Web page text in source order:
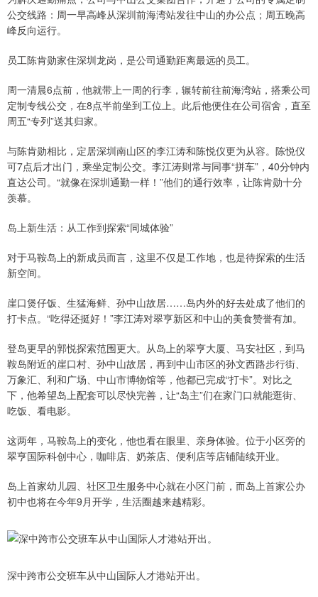
公交线路：周一早高峰从深圳前海湾站发往中山的办公点；周五晚高
峰反向运行。
员工陈肯勋家住深圳龙岗，是公司通勤距离最远的员工。
周一清晨6点前，他就带上一周的行李，辗转前往前海湾站，搭乘公司
定制专线公交，在8点半前坐到工位上。此后他便住在公司宿舍，直至
周五“专列”送其归家。
与陈肯勋相比，定居深圳南山区的李江涛和陈悦仪更为从容。陈悦仪
可7点后才出门，乘坐定制公交。李江涛则常与同事“拼车”，40分钟内
直达公司。“就像在深圳通勤一样！”他们的通行效率，让陈肯勋十分
羡慕。
岛上新生活：从工作到探索“同城体验”
对于马鞍岛上的新成员而言，这里不仅是工作地，也是待探索的生活
新空间。
崖口煲仔饭、生猛海鲜、孙中山故居……岛内外的好去处成了他们的
打卡点。“吃得还挺好！”李江涛对翠亨新区和中山的美食赞誉有加。
登岛更早的郭悦探索范围更大。从岛上的翠亨大厦、马安社区，到马
鞍岛附近的崖口村、孙中山故居，再到中山市区的孙文西路步行街、
万象汇、利和广场、中山市博物馆等，他都已完成“打卡”。对比之
下，他希望岛上配套可以尽快完善，让“岛主”们在家门口就能逛街、
吃饭、看电影。
这两年，马鞍岛上的变化，他也看在眼里、亲身体验。位于小区旁的
翠亨国际科创中心，咖啡店、奶茶店、便利店等店铺陆续开业。
岛上首家幼儿园、社区卫生服务中心就在小区门前，而岛上首家公办
初中也将在今年9月开学，生活圈越来越精彩。
深中跨市公交班车从中山国际人才港站开出。